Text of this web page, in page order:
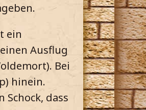
ein
Ausflug
Bei
hinein.
dass